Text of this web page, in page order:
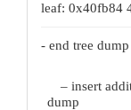
leaf: 0x40fb84
- end tree dump
– insert
dump